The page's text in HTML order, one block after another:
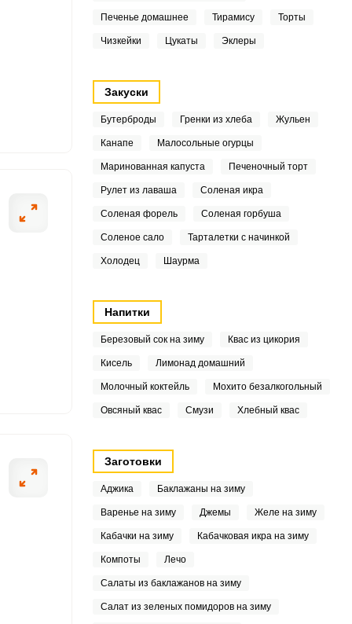
Печенье домашнее Тирамису Торты
Чизкейки Цукаты Эклеры
Закуски
Бутерброды Гренки из хлеба Жульен
Канапе Малосольные огурцы
Маринованная капуста Печеночный торт
Рулет из лаваша Соленая икра
Соленая форель Соленая горбуша
Соленое сало Тарталетки с начинкой
Холодец Шаурма
Напитки
Березовый сок на зиму Квас из цикория
Кисель Лимонад домашний
Молочный коктейль Мохито безалкогольный
Овсяный квас Смузи Хлебный квас
Заготовки
Аджика Баклажаны на зиму
Варенье на зиму Джемы Желе на зиму
Кабачки на зиму Кабачковая икра на зиму
Компоты Лечо
Салаты из баклажанов на зиму
Салат из зеленых помидоров на зиму